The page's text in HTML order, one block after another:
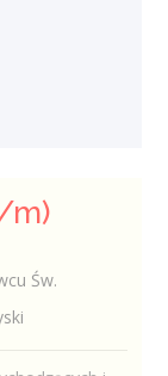
m)
Św.